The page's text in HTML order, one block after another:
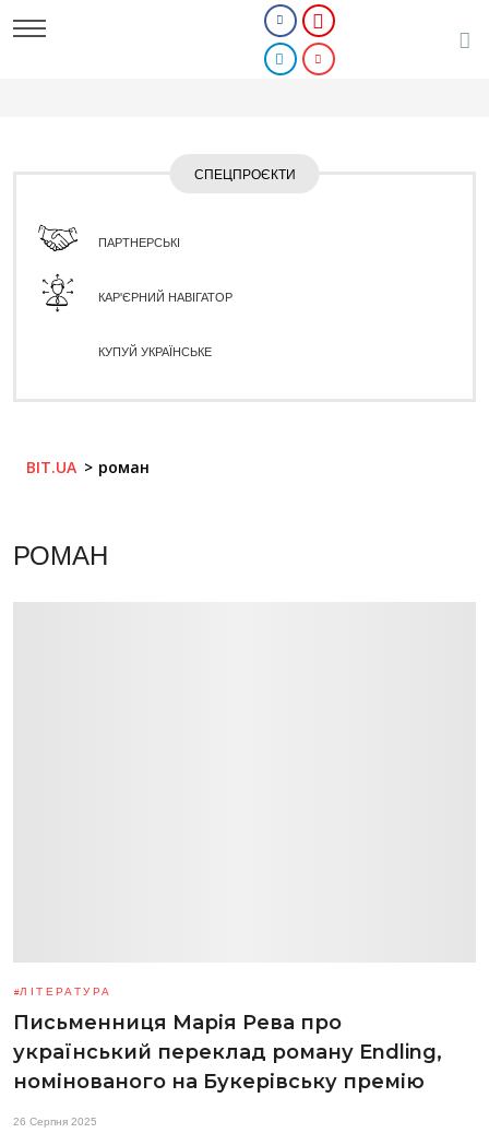
СПЕЦПРОЄКТИ
ПАРТНЕРСЬКІ
КАР'ЄРНИЙ НАВІГАТОР
КУПУЙ УКРАЇНСЬКЕ
BIT.UA роман
РОМАН
ЛІТЕРАТУРА
Письменниця Марія Рева про
український переклад роману Endling,
номінованого на Букерівську премію
26 Серпня 2025